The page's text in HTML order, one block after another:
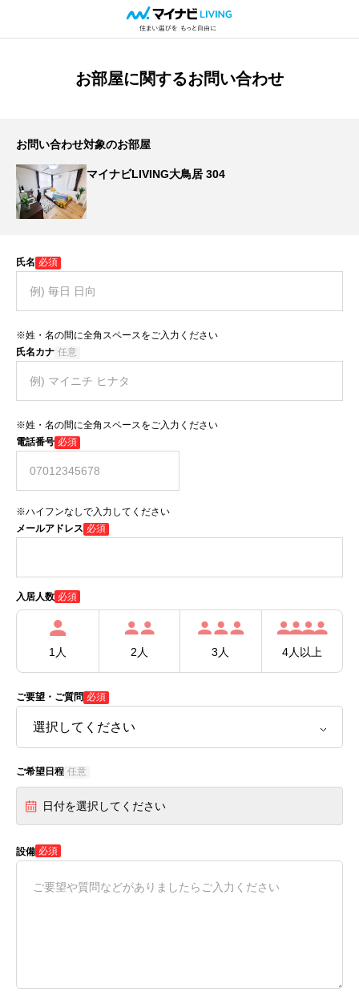
お部屋に関するお問い合わせ
お問い合わせ対象のお部屋
マイナビLIVING大鳥居 304
氏名 必須
※姓・名の間に全角スペースをご入力ください
氏名カナ 任意
※姓・名の間に全角スペースをご入力ください
電話番号 必須
※ハイフンなしで入力してください
メールアドレス 必須
入居人数 必須
1人 2人 3人 4人以上
ご要望・ご質問 必須
ご希望日程 任意
日付を選択してください
設備 必須